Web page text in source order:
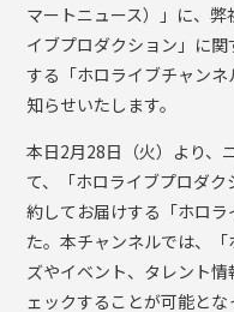
マートニュース）」に、
イブプロダクション」に
する「ホロライブチャン
知らせいたします。
本日2月28日（火）より、
て、「ホロライブプロダ
約してお届けする「ホロ
た。本チャンネルでは、
ズやイベント、タレント
ェックすることが可能とな